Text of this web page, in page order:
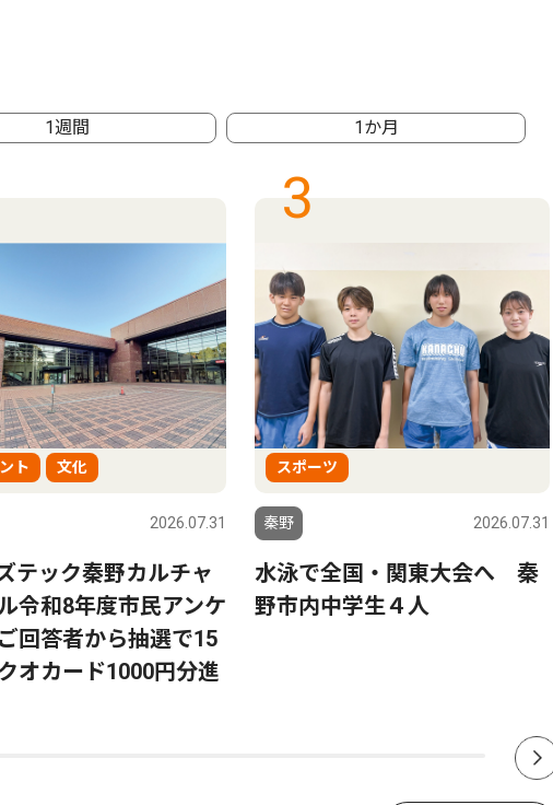
1週間 1か月
ト 文化
2026.07.31
テック秦野カルチャ
令和8年度市民アンケ
回答者から抽選で15
オカード1000円分進
3
スポーツ
秦野 2026.07.31
水泳で全国・関東大会へ 秦
野市内中学生４人